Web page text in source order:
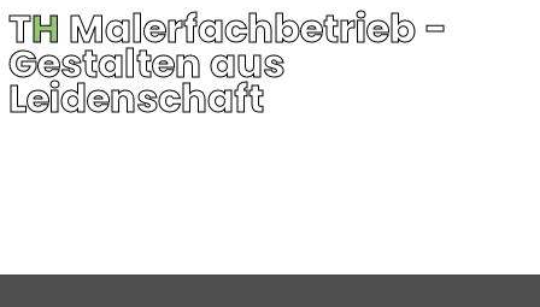
TH Malerfachbetrieb -
Gestalten aus
Leidenschaft